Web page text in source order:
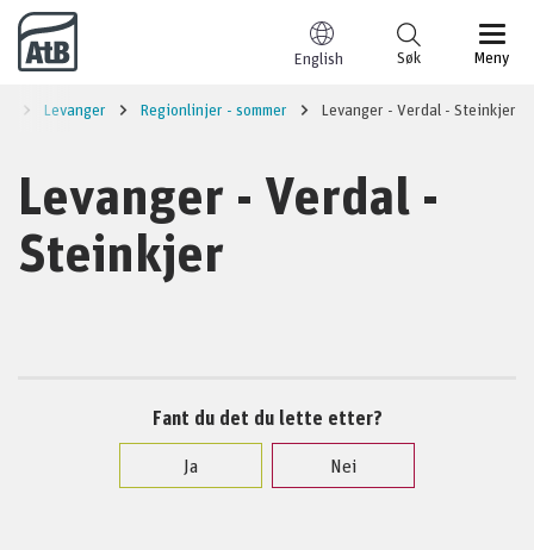
Til innhold
English Meny
Søk
Levanger Regionlinjer - sommer Levanger - Verdal - Steinkjer
Levanger - Verdal -
Steinkjer
Fant du det du lette etter?
Ja
Nei